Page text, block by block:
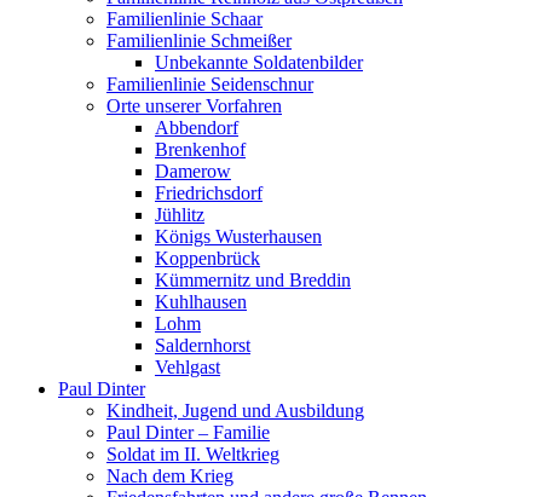
Familienlinie Schaar
Familienlinie Schmeißer
Unbekannte Soldatenbilder
Familienlinie Seidenschnur
Orte unserer Vorfahren
Abbendorf
Brenkenhof
Damerow
Friedrichsdorf
Jühlitz
Königs Wusterhausen
Koppenbrück
Kümmernitz und Breddin
Kuhlhausen
Lohm
Saldernhorst
Vehlgast
Paul Dinter
Kindheit, Jugend und Ausbildung
Paul Dinter – Familie
Soldat im II. Weltkrieg
Nach dem Krieg